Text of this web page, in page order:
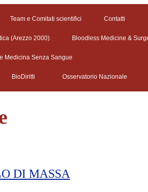
Team e Comitati scientifici Contatti
(Arezzo 2000) Bloodless Medicine &
Medicina Senza Sangue
BioDiritti Osservatorio Nazionale
DI MASSA